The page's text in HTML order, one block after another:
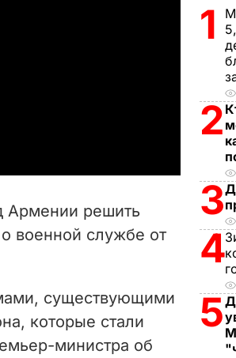
Армении решить
о военной службе от
существующими
которые стали
министра об
1
2
3
4
5